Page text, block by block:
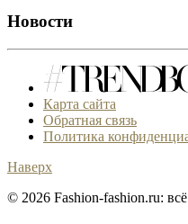
Новости
Карта сайта
Обратная связь
Политика
Наверх
© 2026 Fashion-fashion.ru: